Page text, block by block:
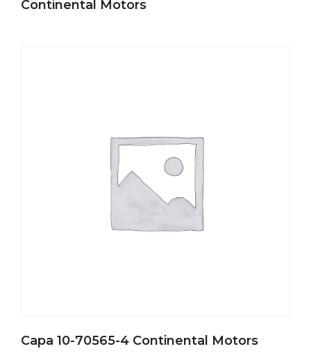
Continental Motors
Capa 10-70565-4 Continental Motors